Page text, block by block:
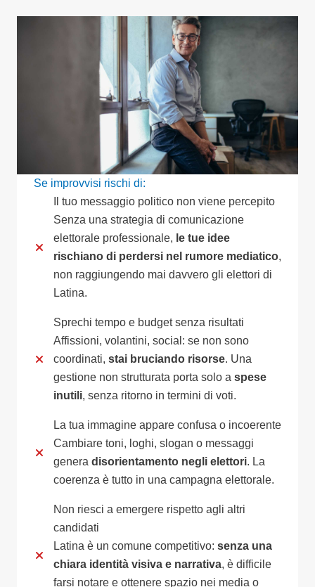
Se improvvisi rischi di:
Il tuo messaggio politico non viene percepito
Senza una strategia di comunicazione
elettorale professionale, le tue idee
rischiano di perdersi nel rumore mediatico,
non raggiungendo mai davvero gli elettori di
Latina.
Sprechi tempo e budget senza risultati
Affissioni, volantini, social: se non sono
coordinati, stai bruciando risorse. Una
gestione non strutturata porta solo a spese
inutili, senza ritorno in termini di voti.
La tua immagine appare confusa o incoerente
Cambiare toni, loghi, slogan o messaggi
genera disorientamento negli elettori. La
coerenza è tutto in una campagna elettorale.
Non riesci a emergere rispetto agli altri
candidati
Latina è un comune competitivo: senza una
chiara identità visiva e narrativa, è difficile
farsi notare e ottenere spazio nei media o